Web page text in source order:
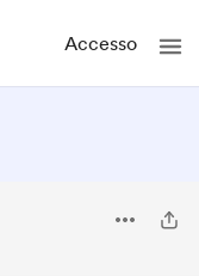
Accesso